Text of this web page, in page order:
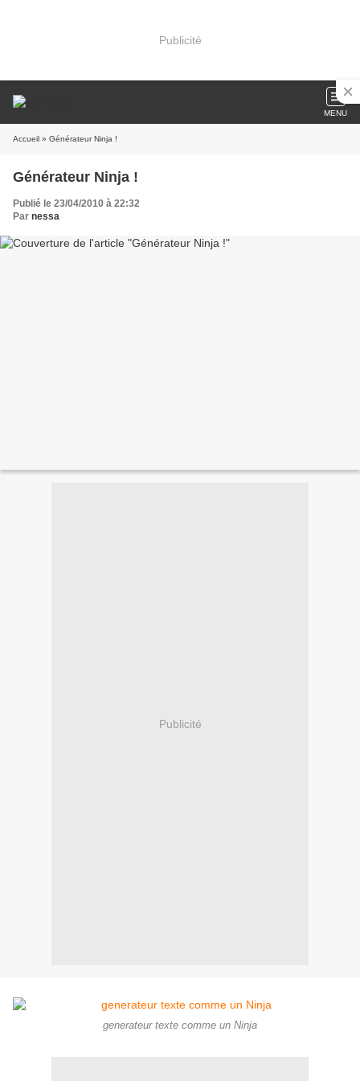
Publicité
MENU
Accueil » Générateur Ninja !
Générateur Ninja !
Publié le 23/04/2010 à 22:32
Par nessa
Publicité
generateur texte comme un Ninja